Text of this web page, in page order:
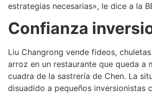
estrategias necesarias», le dice a la
Confianza
Liu Changrong vende fideos,
arroz en un restaurante que queda a
cuadra de la sastrería de Chen. La
disuadido a pequeños inversionistas